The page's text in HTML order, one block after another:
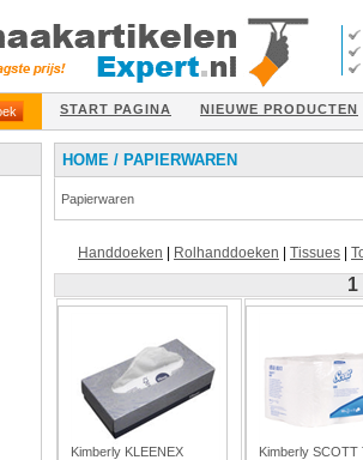
START PAGINA NIEUWE PRODUCTEN
HOME / PAPIERWAREN
Papierwaren
Handdoeken Rolhanddoeken Tissues
1
Kimberly KLEENEX
Kimberly SCOTT